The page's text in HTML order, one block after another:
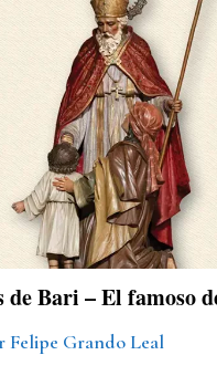
de Bari – El famoso
Felipe Grando Leal